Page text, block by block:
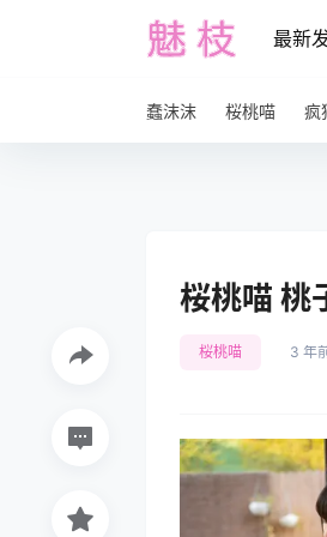
最新
蠢沫沫 桜桃喵 疯
桜桃喵 桃
桜桃喵 3 年